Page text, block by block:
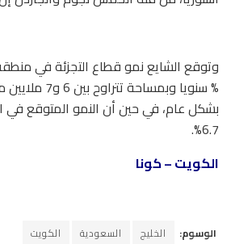
بشكل عام، في حين أن النمو المتوقع في
6.7%.
الكويت – كونا
الوسوم: الخليج السعودية الكويت